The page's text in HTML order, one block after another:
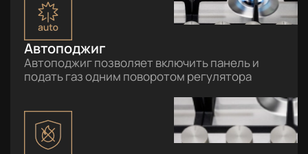
Автоподжиг
Автоподжиг позволяет включить панель и
подать газ одним поворотом регулятора